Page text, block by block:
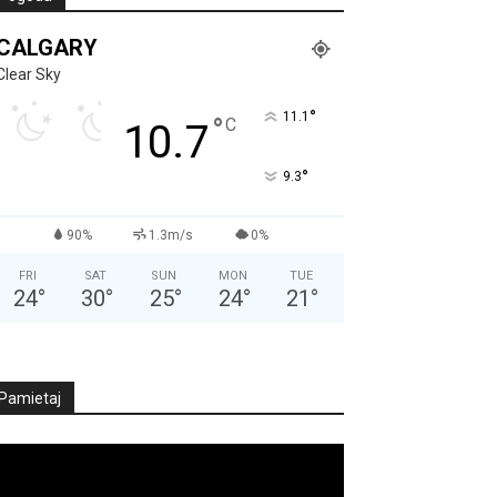
Sky
10.7°C 11.1 °
9.3°
90% 1.3m/s 0%
FRI
24°
SAT
30°
SUN
25°
MON
24°
TUE
21 °
Pamietaj